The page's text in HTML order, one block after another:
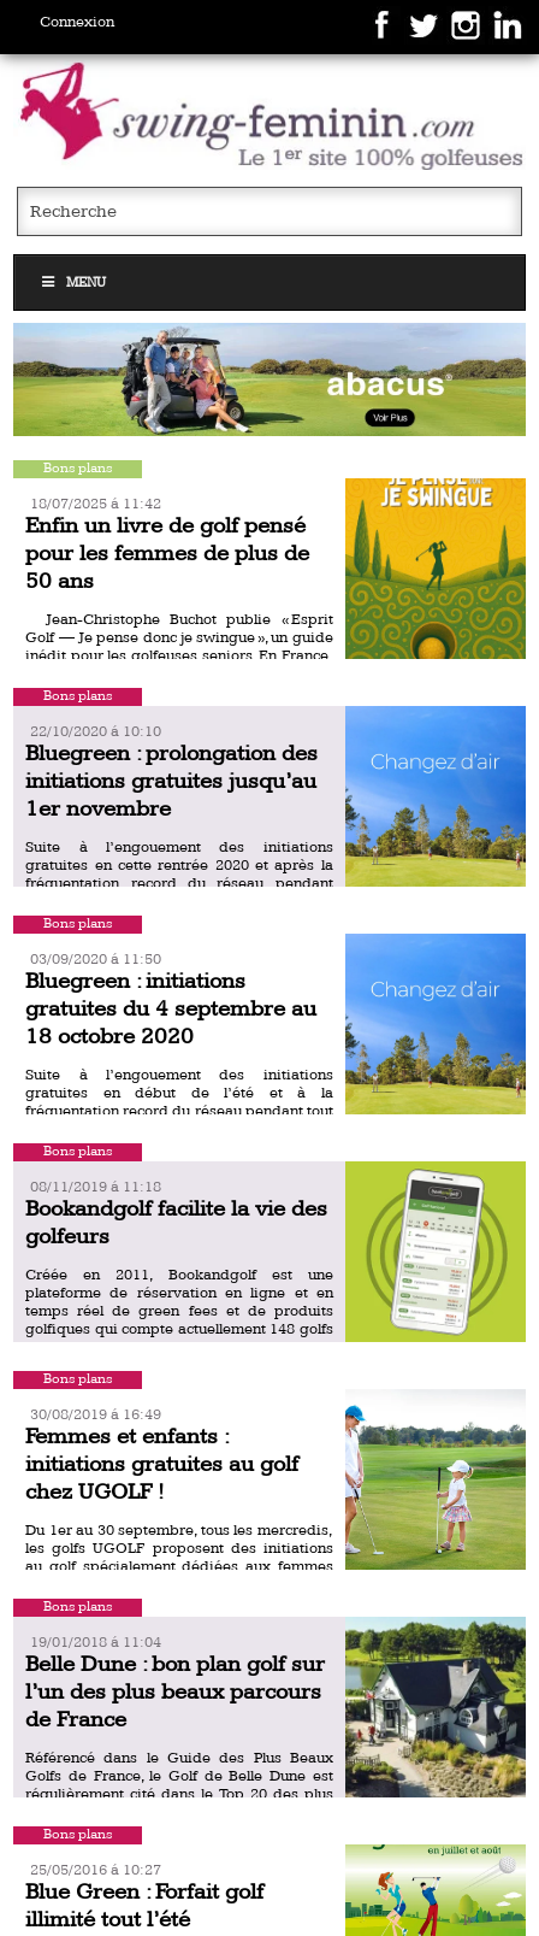
Connexion
MENU
Bons plans
18/07/2025 á 11:42
Enfin un livre de golf pensé
pour les femmes de plus de
50 ans
Jean-Christophe Buchot publie « Esprit
Golf — Je pense donc je swingue », un guide
inédit pour les golfeuses seniors. En France,
des licenciés de […]
Bons plans
22/10/2020 á 10:10
Bluegreen : prolongation des
initiations gratuites jusqu’au
1er novembre
Suite à l’engouement des initiations
gratuites en cette rentrée 2020 et après la
fréquentation record du réseau pendant
prolonge son opération dans toute la
France. […]
Bons plans
03/09/2020 á 11:50
Bluegreen : initiations
gratuites du 4 septembre au
18 octobre 2020
Suite à l’engouement des initiations
gratuites en début de l’été et à la
fréquentation record du réseau pendant tout
opération dans toute la France. […]
Bons plans
08/11/2019 á 11:18
Bookandgolf facilite la vie des
golfeurs
Créée en 2011, Bookandgolf est une
plateforme de réservation en ligne et en
temps réel de green fees et de produits
golfiques qui compte actuellement 148 golfs
partenaires partout en […]
Bons plans
30/08/2019 á 16:49
Femmes et enfants :
initiations gratuites au golf
chez UGOLF !
Du 1er au 30 septembre, tous les mercredis,
les golfs UGOLF proposent des initiations
au golf spécialement dédiées aux femmes
activité avec votre enfant […]
Bons plans
19/01/2018 á 11:04
Belle Dune : bon plan golf sur
l’un des plus beaux parcours
de France
Référencé dans le Guide des Plus Beaux
Golfs de France, le Golf de Belle Dune est
régulièrement cité dans le Top 20 des plus
Bons plans
25/05/2016 á 10:27
Blue Green : Forfait golf
illimité tout l’été